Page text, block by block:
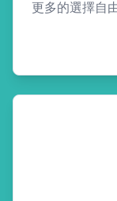
更多的選擇自